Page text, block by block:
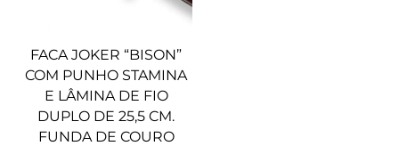
FACA JOKER “BISON”
COM PUNHO STAMINA
E LÂMINA DE FIO
DUPLO DE 25,5 CM.
FUNDA DE COURO